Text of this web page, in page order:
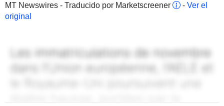
MT Newswires - Traducido por Marketscreener
- Ver el
original